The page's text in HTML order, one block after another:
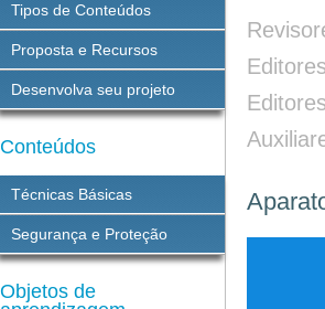
Tipos de Conteúdos
Proposta e Recursos
Desenvolva seu projeto
Conteúdos
Técnicas Básicas
Segurança e Proteção
Objetos de